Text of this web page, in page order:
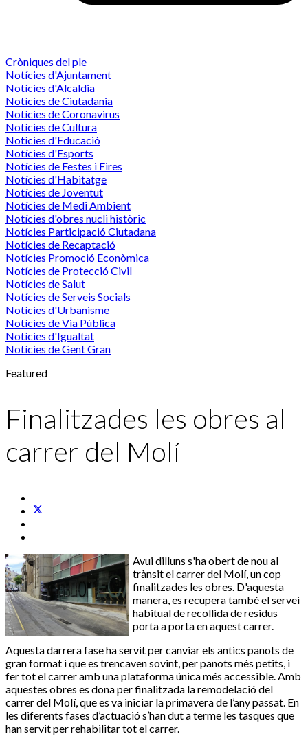
Cròniques del ple
Notícies d'Ajuntament
Notícies d'Alcaldia
Notícies de Ciutadania
Notícies de Coronavirus
Notícies de Cultura
Notícies d'Educació
Notícies d'Esports
Notícies de Festes i Fires
Notícies d'Habitatge
Notícies de Joventut
Notícies de Medi Ambient
Notícies d'obres nucli històric
Notícies Participació Ciutadana
Notícies de Recaptació
Notícies Promoció Econòmica
Notícies de Protecció Civil
Notícies de Salut
Notícies de Serveis Socials
Notícies d'Urbanisme
Notícies de Via Pública
Notícies d'Igualtat
Notícies de Gent Gran
Featured
Finalitzades les obres al
carrer del Molí
Avui dilluns s'ha obert de nou al
trànsit el carrer del Molí, un cop
finalitzades les obres. D'aquesta
manera, es recupera també el servei
habitual de recollida de residus
porta a porta en aquest carrer.
Aquesta darrera fase ha servit per canviar els antics panots de
gran format i que es trencaven sovint, per panots més petits, i
fer tot el carrer amb una plataforma única més accessible.Amb
aquestes obres es dona per finalitzada la remodelació del
carrer del Molí, que es va iniciar la primavera de l’any passat. En
les diferents fases d’actuació s’han dut a terme les tasques que
han servit per rehabilitar tot el carrer.